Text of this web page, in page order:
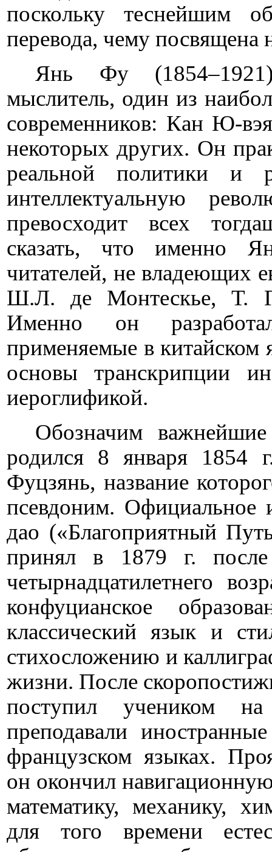
поскольку теснейшим
перевода, чему посвящена
Янь Фу
мыслитель, один из
современников: Кан Ю-
некоторых других. Он
реальной политики и
интеллектуальную
превосходит всех
сказать, что именно
читателей, не владеющих
Ш.Л. де Монтескье, Т.
Именно он
применяемые в китайском
основы транскрипции
иероглификой.
Обозначим
родился 8 января 1854
Фуцзянь, название
псевдоним. Официальное
дао («Благоприятный
принял в 1879 г.
четырнадцатилетнего
конфуцианское
классический язык и
стихосложению и
жизни. После
поступил учеником
преподавали
французском языках.
он окончил
математику, механику,
для того времени